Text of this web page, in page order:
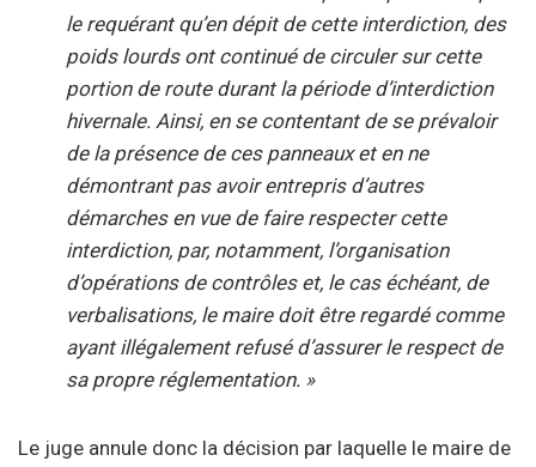
le requérant qu’en dépit de cette interdiction, des
poids lourds ont continué de circuler sur cette
portion de route durant la période d’interdiction
hivernale. Ainsi, en se contentant de se prévaloir
de la présence de ces panneaux et en ne
démontrant pas avoir entrepris d’autres
démarches en vue de faire respecter cette
interdiction, par, notamment, l’organisation
d’opérations de contrôles et, le cas échéant, de
verbalisations, le maire doit être regardé comme
ayant illégalement refusé d’assurer le respect de
sa propre réglementation. »
Le juge annule donc la décision par laquelle le maire de